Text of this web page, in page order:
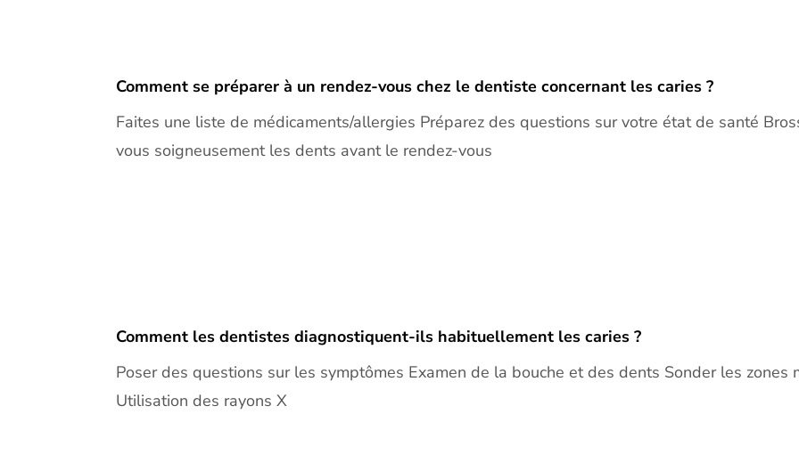
Comment se préparer à un rendez-vous chez le dentiste concernant les caries ?
Faites une liste de médicaments/allergies Préparez des questions sur votre état de santé
vous soigneusement les dents avant le rendez-vous
Comment les dentistes diagnostiquent-ils habituellement les caries ?
Poser des questions sur les symptômes Examen de la bouche et des dents Sonder les zones
Utilisation des rayons X